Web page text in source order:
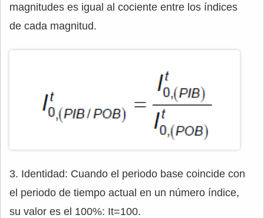
magnitudes es igual al cociente entre los índices
de cada magnitud.
3. Identidad: Cuando el periodo base coincide con
el periodo de tiempo actual en un número índice,
su valor es el 100%: It=100.